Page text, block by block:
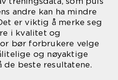
andre kan ha mindre
er viktig å merke seg
i kvalitet og
bør forbrukere velge
og nøyaktige
de beste resultatene.